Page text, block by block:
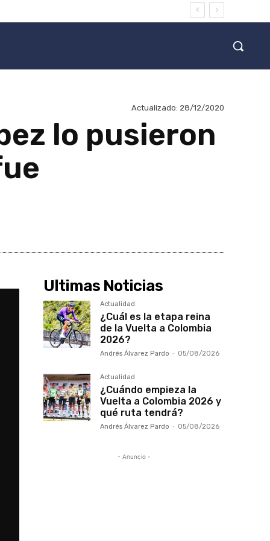
Actualizado: 28/12/2020
lo pusieron
Ultimas Noticias
Actualidad
¿Cuál es la etapa reina
de la Vuelta a Colombia
2026?
Andrés Álvarez Pardo - 05/08/2026
Actualidad
¿Cuándo empieza la
Vuelta a Colombia 2026 y
qué ruta tendrá?
Andrés Álvarez Pardo - 05/08/2026
- Anuncio -